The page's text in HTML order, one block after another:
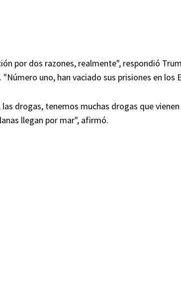
por dos razones, realmente", respondió
"Número uno, han vaciado sus prisiones en los
drogas, tenemos muchas drogas que
llegan por mar", afirmó.